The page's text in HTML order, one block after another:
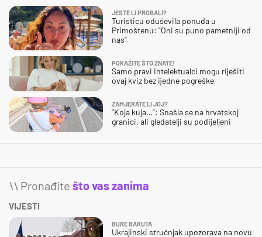
JESTE LI PROBALI?
Turisticu oduševila ponuda u
Primoštenu: "Oni su puno pametniji od
nas"
POKAŽITE ŠTO ZNATE!
Samo pravi intelektualci mogu riješiti
ovaj kviz bez ijedne pogreške
ZAMJERATE LI JOJ?
"Koja kuja…": Snašla se na hrvatskoj
granici, ali gledatelji su podijeljeni
\\ Pronađite što vas zanima
VIJESTI
BURE BARUTA
Ukrajinski stručnjak upozorava na novu